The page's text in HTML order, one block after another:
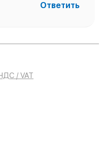
Ответить
/ VAT